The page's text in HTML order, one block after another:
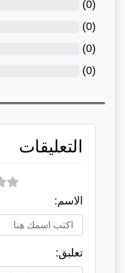
(
0
)
(
0
)
(
0
)
(
0
)
التعليقات
الاسم:
تعلبق: